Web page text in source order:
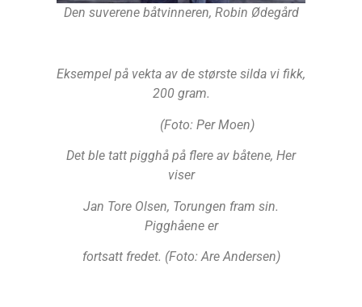
Den suverene båtvinneren, Robin Ødegård
Eksempel på vekta av de største silda vi fikk,
200 gram.
(Foto: Per Moen)
Det ble tatt pigghå på flere av båtene, Her
viser
Jan Tore Olsen, Torungen fram sin.
Pigghåene er
fortsatt fredet. (Foto: Are Andersen)